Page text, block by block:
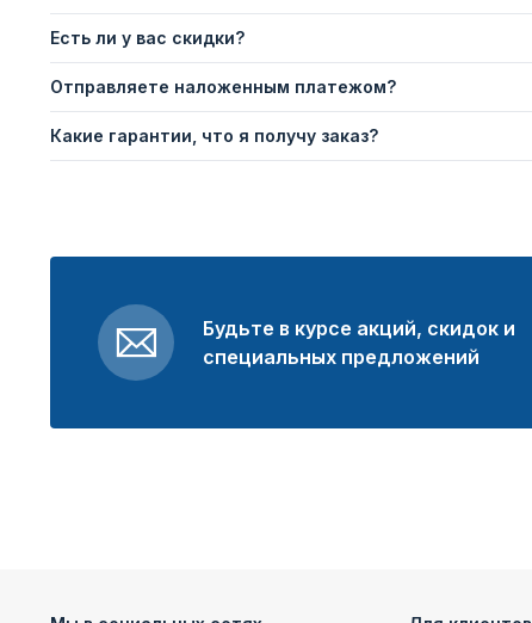
Есть ли у вас скидки?
Отправляете наложенным платежом?
Какие гарантии, что я получу заказ?
Будьте в курсе акций, скидок и
специальных предложений